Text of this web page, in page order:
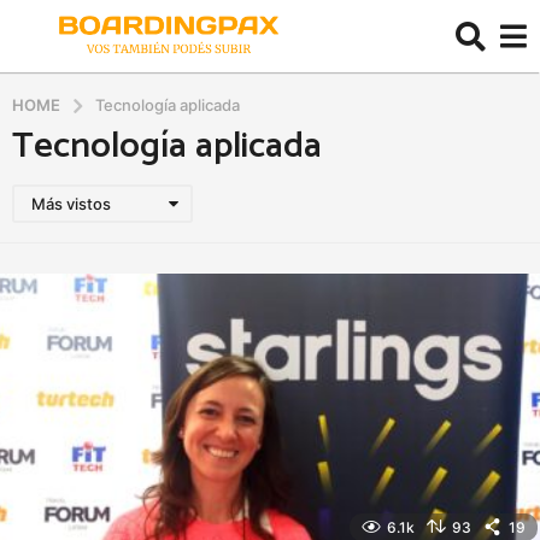
HOME Tecnología aplicada
Tecnología aplicada
Más vistos
6.1k 93 19